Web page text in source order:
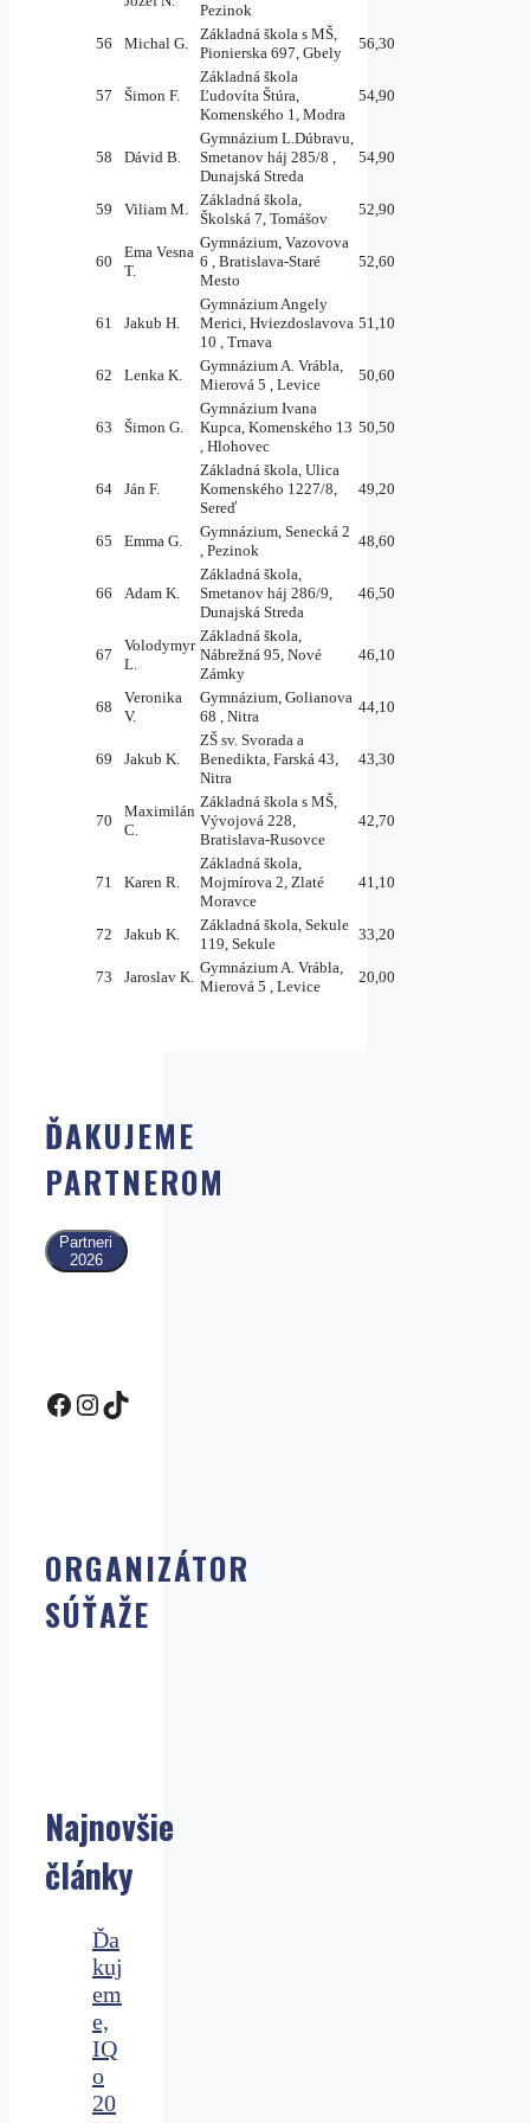
Pezinok
56 Michal G.
Základná škola s MŠ,
Pionierska 697, Gbely
56,30
57 Šimon F.
Základná škola
Ľudovíta Štúra,
Komenského 1, Modra
54,90
58 Dávid B.
Gymnázium L.Dúbravu,
Smetanov háj 285/8 ,
Dunajská Streda
54,90
59 Viliam M.
Základná škola,
Školská 7, Tomášov
52,90
60
Ema Vesna
T.
Gymnázium, Vazovova
6 , Bratislava-Staré
Mesto
52,60
61 Jakub H.
Gymnázium Angely
Merici, Hviezdoslavova
10 , Trnava
51,10
62 Lenka K.
Gymnázium A. Vrábla,
Mierová 5 , Levice
50,60
63 Šimon G.
Gymnázium Ivana
Kupca, Komenského 13
, Hlohovec
50,50
64 Ján F.
Základná škola, Ulica
Komenského 1227/8,
Sereď
49,20
65 Emma G.
Gymnázium, Senecká 2
, Pezinok
48,60
66 Adam K.
Základná škola,
Smetanov háj 286/9,
Dunajská Streda
46,50
67
Volodymyr
L.
Základná škola,
Nábrežná 95, Nové
Zámky
46,10
68
Veronika
V.
Gymnázium, Golianova
68 , Nitra
44,10
69 Jakub K.
ZŠ sv. Svorada a
Benedikta, Farská 43,
Nitra
43,30
70
Maximilán
C.
Základná škola s MŠ,
Vývojová 228,
Bratislava-Rusovce
42,70
71 Karen R.
Základná škola,
Mojmírova 2, Zlaté
Moravce
41,10
72 Jakub K.
Základná škola, Sekule
119, Sekule
33,20
73 Jaroslav K.
Gymnázium A. Vrábla,
Mierová 5 , Levice
20,00
ĎAKUJEME
PARTNEROM
Partneri
2026
Facebook IQ Olympiáda
Instagram
TikTok
ORGANIZÁTOR
SÚŤAŽE
Najnovšie
články
Ďa
kuj
em
e,
IQ
o
20